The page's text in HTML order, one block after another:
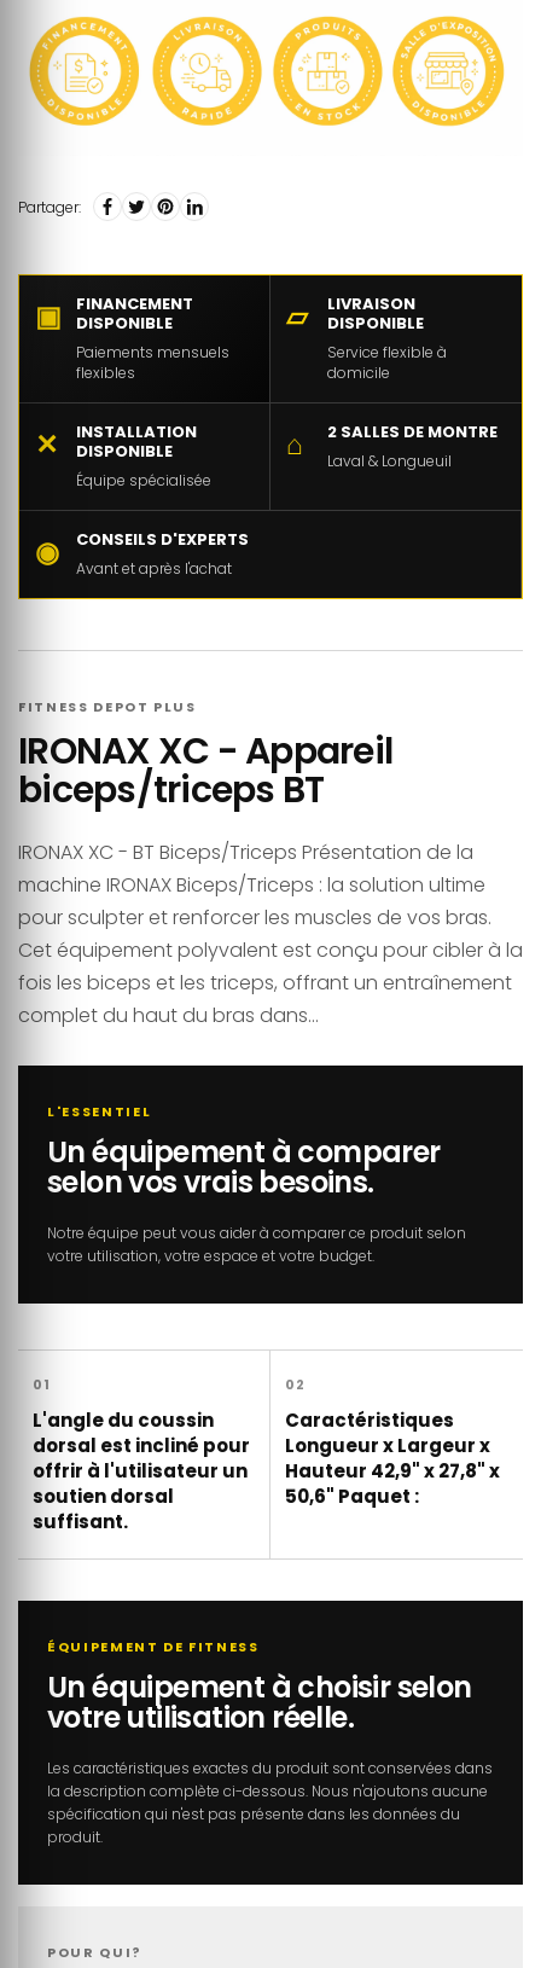
Partager:
▣
FINANCEMENT
DISPONIBLE
Paiements mensuels
flexibles
▱
LIVRAISON
DISPONIBLE
Service flexible à
domicile
✕
INSTALLATION
DISPONIBLE
Équipe spécialisée
⌂ 2 SALLES DE MONTRE
Laval & Longueuil
◉ CONSEILS D'EXPERTS
Avant et après l'achat
FITNESS DEPOT PLUS
IRONAX XC - Appareil
biceps/triceps BT
IRONAX XC - BT Biceps/Triceps Présentation de la
machine IRONAX Biceps/Triceps : la solution ultime
pour sculpter et renforcer les muscles de vos bras.
Cet équipement polyvalent est conçu pour cibler à la
fois les biceps et les triceps, offrant un entraînement
complet du haut du bras dans...
L'ESSENTIEL
Un équipement à comparer
selon vos vrais besoins.
Notre équipe peut vous aider à comparer ce produit selon
votre utilisation, votre espace et votre budget.
01
L'angle du coussin
dorsal est incliné pour
offrir à l'utilisateur un
soutien dorsal
suffisant.
02
Caractéristiques
Longueur x Largeur x
Hauteur 42,9" x 27,8" x
50,6" Paquet :
ÉQUIPEMENT DE FITNESS
Un équipement à choisir selon
votre utilisation réelle.
Les caractéristiques exactes du produit sont conservées dans
la description complète ci-dessous. Nous n'ajoutons aucune
spécification qui n'est pas présente dans les données du
produit.
POUR QUI?